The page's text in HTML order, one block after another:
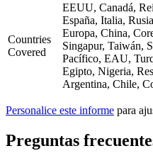
Countries
Covered
EEUU, Canadá,
España, Italia,
Europa, China,
Singapur, Taiwán,
Pacífico, EAU,
Egipto, Nigeria,
Argentina, Chile,
Personalice este informe para
Preguntas